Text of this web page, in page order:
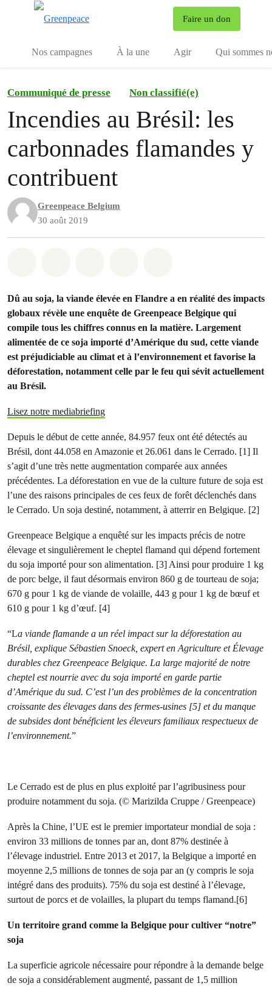
Faire un don
Nos campagnes À la une Agir Qui sommes
Communiqué de presse Non classifié(e)
Incendies au Brésil: les
carbonnades flamandes y
contribuent
Greenpeace Belgium
30 août 2019
Dû au soja, la viande élevée en Flandre a en réalité des impacts
globaux révèle une enquête de Greenpeace Belgique qui
compile tous les chiffres connus en la matière. Largement
alimentée de ce soja importé d’Amérique du sud, cette viande
est préjudiciable au climat et à l’environnement et favorise la
déforestation, notamment celle par le feu qui sévit actuellement
au Brésil.
Lisez notre mediabriefing
Depuis le début de cette année, 84.957 feux ont été détectés au
Brésil, dont 44.058 en Amazonie et 26.061 dans le Cerrado. [1] Il
s’agit d’une très nette augmentation comparée aux années
précédentes. La déforestation en vue de la culture future de soja est
l’une des raisons principales de ces feux de forêt déclenchés dans
le Cerrado. Un soja destiné, notamment, à atterrir en Belgique. [2]
Greenpeace Belgique a enquêté sur les impacts précis de notre
élevage et singulièrement le cheptel flamand qui dépend fortement
du soja importé pour son alimentation. [3] Ainsi pour produire 1 kg
de porc belge, il faut désormais environ 860 g de tourteau de soja;
670 g pour 1 kg de viande de volaille, 443 g pour 1 kg de bœuf et
610 g pour 1 kg d’œuf. [4]
“La viande flamande a un réel impact sur la déforestation au
Brésil, explique Sébastien Snoeck, expert en Agriculture et Élevage
durables chez Greenpeace Belgique. La large majorité de notre
cheptel est nourrie avec du soja importé en garde partie
d’Amérique du sud. C’est l’un des problèmes de la concentration
croissante des élevages dans des fermes-usines [5] et du manque
de subsides dont bénéficient les éleveurs familiaux respectueux de
l’environnement.”
Le Cerrado est de plus en plus exploité par l’agribusiness pour
produire notamment du soja. (© Marizilda Cruppe / Greenpeace)
Après la Chine, l’UE est le premier importateur mondial de soja :
environ 33 millions de tonnes par an, dont 87% destinée à
l’élevage industriel. Entre 2013 et 2017, la Belgique a importé en
moyenne 2,5 millions de tonnes de soja par an (y compris le soja
intégré dans des produits). 75% du soja est destiné à l’élevage,
surtout de porcs et de volailles, la plupart du temps flamand.[6]
Un territoire grand comme la Belgique pour cultiver “notre”
soja
La superficie agricole nécessaire pour répondre à la demande belge
de soja a considérablement augmenté, passant de 1,5 million